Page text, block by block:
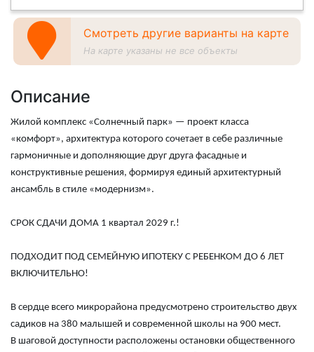
Смотреть другие варианты на карте
На карте указаны не все объекты
Описание
Жилой комплекс «Солнечный парк» — проект класса
«комфорт», архитектура которого сочетает в себе различные
гармоничные и дополняющие друг друга фасадные и
конструктивные решения, формируя единый архитектурный
ансамбль в стиле «модернизм».
СРОК СДАЧИ ДОМА 1 квартал 2029 г.!
ПОДХОДИТ ПОД СЕМЕЙНУЮ ИПОТЕКУ С РЕБЕНКОМ ДО 6 ЛЕТ
ВКЛЮЧИТЕЛЬНО!
В сердце всего микрорайона предусмотрено строительство двух
садиков на 380 малышей и современной школы на 900 мест.
В шаговой доступности расположены остановки общественного